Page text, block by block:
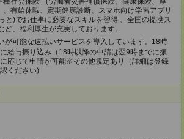
有給休暇、定期健康診断、スマホ向け学習アプリ
と)でお仕事に必要なスキルを習得 、全国の提携ス
ど、福利厚生が充実しております。
が可能な速払いサービスを導入しています。18時
給与振り込み（18時以降の申請は翌9時までに振
応じて申請が可能※その他規定あり（詳細は登録
ください)